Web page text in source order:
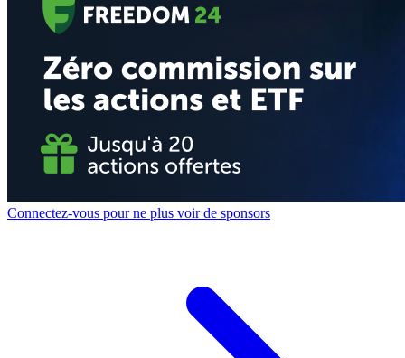
Connectez-vous pour ne plus voir de sponsors